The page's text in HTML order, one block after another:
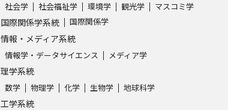
志望校・出願校を調べる
併願校選び 受験スケジュールを立てよう
テレメール全国一斉進学調査
社会学 社会福祉学 環境学 観光学 マスコミ学
国際関係学系統 国際関係学
情報・メディア系統
情報学・データサイエンス メディア学
理学系統
数学 物理学 化学 生物学 地球科学
工学系統